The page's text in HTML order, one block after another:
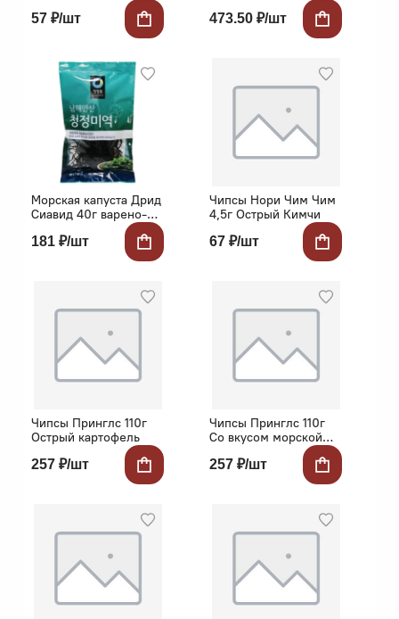
57 ₽/шт
473.50 ₽/шт
Морская капуста Дрид
Сиавид 40г варено-
сушеная д/супов и
салатов
181 ₽/шт
Чипсы Нори Чим Чим
4,5г Острый Кимчи
67 ₽/шт
Чипсы Принглс 110г
Острый картофель
257 ₽/шт
Чипсы Принглс 110г
Со вкусом морской
капусты и васаби
257 ₽/шт